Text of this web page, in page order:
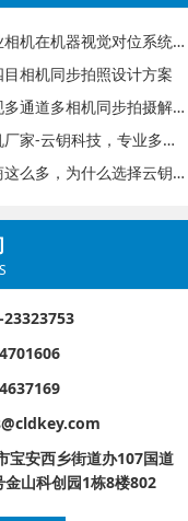
分享多目工业相机在机器视觉对位系统贴合中的实际应用
相机同步拍照设计方案
工业相机实现多通道多相机同步拍摄解决方案
深圳工业相机厂家-云钥科技，专业多目相机定制方案服务商
工业相机厂商这么多，为什么选择云钥科技？
23323753
宝安西乡街道办107国道
金山科创园1栋8楼802